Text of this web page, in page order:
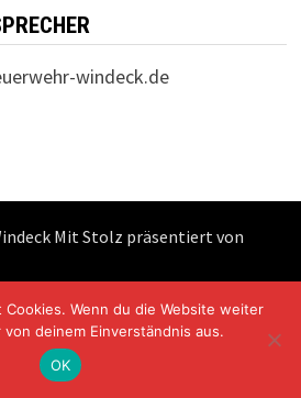
windeck.de
Mit Stolz präsentiert von
Cookies. Wenn du die Website weiter
deinem Einverständnis aus.
OK